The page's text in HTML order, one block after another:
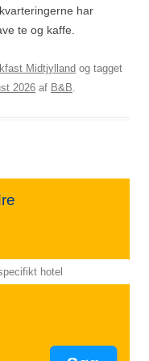
har
te og kaffe.
Midtjylland og tagget
2026 af B&B